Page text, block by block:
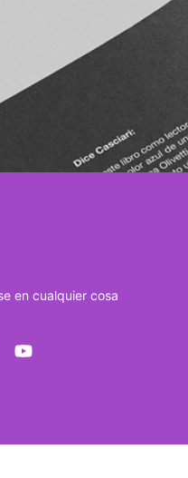
en cualquier cosa